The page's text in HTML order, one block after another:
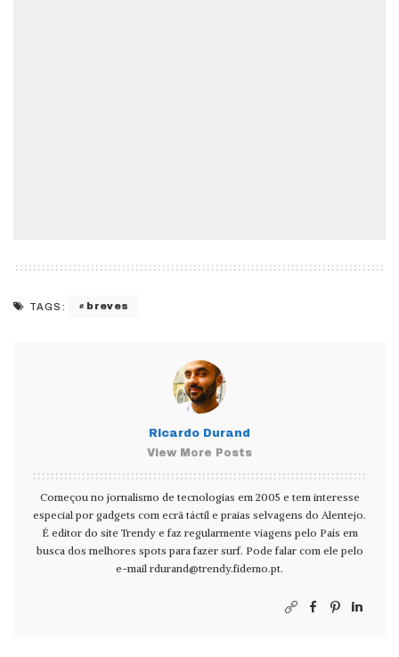
TAGS: breves
Ricardo Durand
View More Posts
Começou no jornalismo de tecnologias em 2005 e tem interesse
especial por gadgets com ecrã táctil e praias selvagens do Alentejo.
É editor do site Trendy e faz regularmente viagens pelo País em
busca dos melhores spots para fazer surf. Pode falar com ele pelo
e-mail rdurand@trendy.fidemo.pt.